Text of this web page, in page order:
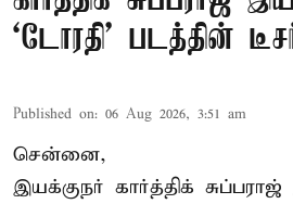
`டோரதி' படத்தின்
Published on: 06 Aug 2026, 3:51 am
சென்னை,
இயக்குநர் கார்த்திக்